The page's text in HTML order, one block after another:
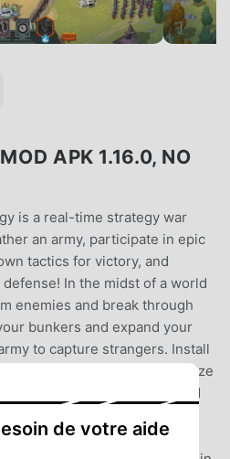
APK 1.16.0, NO
is a real-time strategy war
an army, participate in epic
tactics for victory, and
In the midst of a world
enemies and break through
bunkers and expand your
to capture strangers. Install
to different targets.Strategize
upgrade your base, and
to win this epic RTS game!
are a real strategist and
de votre aide